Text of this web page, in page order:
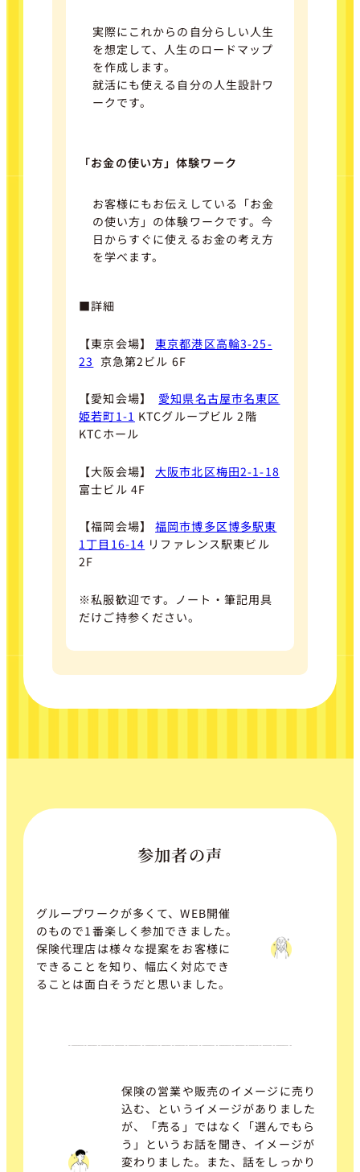
実際にこれからの自分らしい人生
を想定して、人生のロードマップ
を作成します。
就活にも使える自分の人生設計ワ
ークです。
「お金の使い方」体験ワーク
お客様にもお伝えしている「お金
の使い方」の体験ワークです。今
日からすぐに使えるお金の考え方
を学べます。
■詳細
【東京会場】 東京都港区高輪3-25-
23 京急第2ビル 6F
【愛知会場】 愛知県名古屋市名東区
姫若町1-1 KTCグループビル 2階
KTCホール
【大阪会場】大阪市北区梅田2-1-18
富士ビル 4F
【福岡会場】福岡市博多区博多駅東
1丁目16-14 リファレンス駅東ビル
2F
※私服歓迎です。ノート・筆記用具
だけご持参ください。
参加者の声
グループワークが多くて、WEB開催
のもので1番楽しく参加できました。
保険代理店は様々な提案をお客様に
できることを知り、幅広く対応でき
ることは面白そうだと思いました。
保険の営業や販売のイメージに売り
込む、というイメージがありました
が、「売る」ではなく「選んでもら
う」というお話を聞き、イメージが
変わりました。また、話をしっかり